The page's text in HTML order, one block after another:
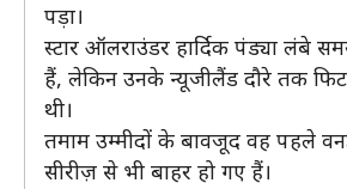
पड़ा।
स्टार ऑलराउंडर हार्दिक पंड्या लंबे
हैं, लेकिन उनके न्यूजीलैंड दौरे तक फिट
थी।
तमाम उम्मीदों के बावजूद वह पहले
सीरीज़ से भी बाहर हो गए हैं।